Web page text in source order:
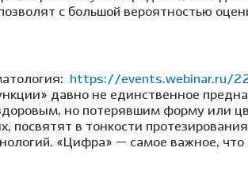
с большой вероятностью
https://events.webinar.ru/
давно не единственное
но потерявшим форму или
в тонкости
«Цифра» — самое важное, что